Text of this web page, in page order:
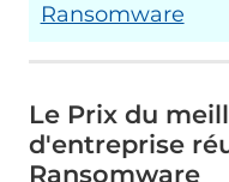
Ransomware
Le Prix du
d'entreprise
Ransomware